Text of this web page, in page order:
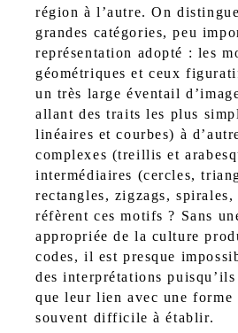
région à l’autre. On
grandes catégories, peu
représentation adopté : les
géométriques et ceux
un très large éventail
allant des traits les plus
linéaires et courbes) à
complexes (treillis et
intermédiaires (cercles,
rectangles, zigzags,
réfèrent ces motifs ? Sans
appropriée de la culture
codes, il est presque
des interprétations
que leur lien avec une
souvent difficile à établir.